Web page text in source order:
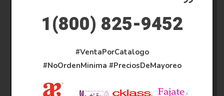
1(800) 825-9452
#VentaPorCatalogo
#NoOrdenMinima #PreciosDeMayoreo